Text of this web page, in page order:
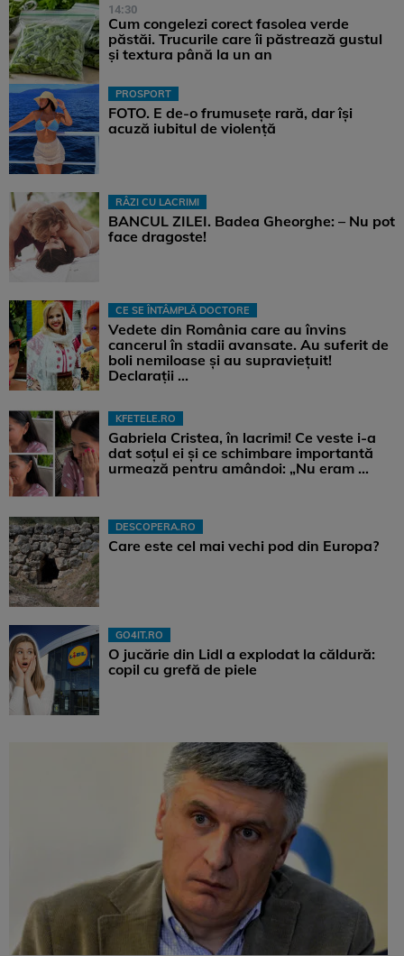
14:30
Cum congelezi corect fasolea verde
păstăi. Trucurile care îi păstrează gustul
și textura până la un an
PROSPORT
FOTO. E de-o frumusețe rară, dar își
acuză iubitul de violență
RÂZI CU LACRIMI
BANCUL ZILEI. Badea Gheorghe: – Nu pot
face dragoste!
CE SE ÎNTÂMPLĂ DOCTORE
Vedete din România care au învins
cancerul în stadii avansate. Au suferit de
boli nemiloase şi au supravieţuit!
Declarații ...
KFETELE.RO
Gabriela Cristea, în lacrimi! Ce veste i-a
dat soțul ei și ce schimbare importantă
urmează pentru amândoi: „Nu eram ...
DESCOPERA.RO
Care este cel mai vechi pod din Europa?
GO4IT.RO
O jucărie din Lidl a explodat la căldură:
copil cu grefă de piele